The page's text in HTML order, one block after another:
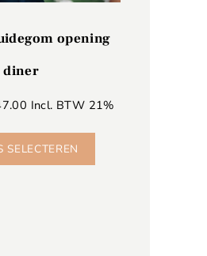
opening
diner
Incl. BTW 21%
SELECTEREN